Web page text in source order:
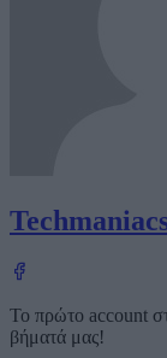
Το πρώτο account
βήματά μας!